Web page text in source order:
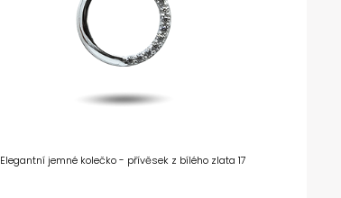
Elegantní jemné kolečko - přívěsek z bílého zlata 17